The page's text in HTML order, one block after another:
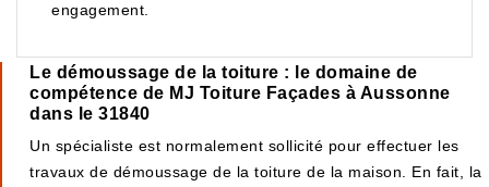
engagement.
Le démoussage de la toiture : le domaine de
compétence de MJ Toiture Façades à Aussonne
dans le 31840
Un spécialiste est normalement sollicité pour effectuer les
travaux de démoussage de la toiture de la maison. En fait, la